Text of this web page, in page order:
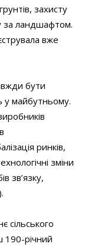
захисту
за ландшафтом.
вже
бути
у майбутньому.
ринків,
зміни
зв’язку,
сільського
190-річний